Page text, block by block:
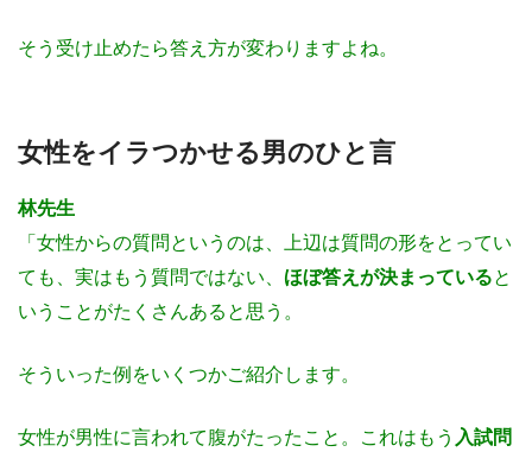
そう受け止めたら答え方が変わりますよね。
女性をイラつかせる男のひと言
林先生
「女性からの質問というのは、上辺は質問の形をとってい
ても、実はもう質問ではない、 ほぼ答えが決まっていると
いうことがたくさんあると思う。
そういった例をいくつかご紹介します。
女性が男性に言われて腹がたったこと。これはもう 入試問